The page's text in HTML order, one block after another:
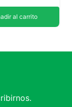
al carrito